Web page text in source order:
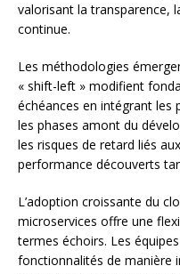
valorisant la transparence,
continue.
Les méthodologies
« shift-left » modifient
échéances en intégrant les
les phases amont du
les risques de retard liés
performance découverts
L’adoption croissante du
microservices offre une
termes échoirs. Les
fonctionnalités de manière